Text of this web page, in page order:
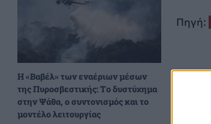
H «Βαβέλ» των εναέριων μέσων
της Πυροσβεστικής: Το δυστύχημα
στην Ψάθα, ο συντονισμός και το
μοντέλο λειτουργίας
Πηγή: